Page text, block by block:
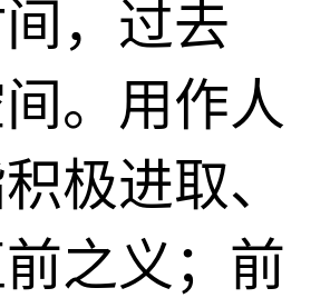
，过去
。用作人
极进取、
之义；前